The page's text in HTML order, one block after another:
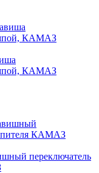
КАМАЗ
переключатель